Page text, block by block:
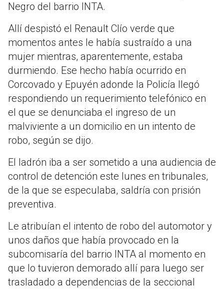
Negro del barrio INTA.
Allí despistó el Renault Clío verde que
momentos antes le había sustraído a una
mujer mientras, aparentemente, estaba
durmiendo. Ese hecho había ocurrido en
Corcovado y Epuyén adonde la Policía llegó
respondiendo un requerimiento telefónico en
el que se denunciaba el ingreso de un
malviviente a un domicilio en un intento de
robo, según se dijo.
El ladrón iba a ser sometido a una audiencia de
control de detención este lunes en tribunales,
de la que se especulaba, saldría con prisión
preventiva.
Le atribuían el intento de robo del automotor y
unos daños que había provocado en la
subcomisaría del barrio INTA al momento en
que lo tuvieron demorado allí para luego ser
trasladado a dependencias de la seccional